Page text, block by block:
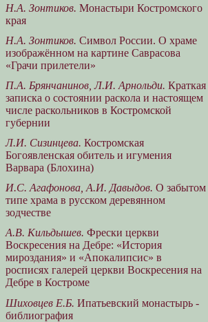
Н.А. Зонтиков. Монастыри Костромского
края
Н.А. Зонтиков. Символ России. О храме
изображённом на картине Саврасова
«Грачи прилетели»
П.А. Брянчанинов, Л.И. Арнольди. Краткая
записка о состоянии раскола и настоящем
числе раскольников в Костромской
губернии
Л.И. Сизинцева. Костромская
Богоявленская обитель и игумения
Варвара (Блохина)
И.С. Агафонова, А.И. Давыдов. О забытом
типе храма в русском деревянном
зодчестве
А.В. Кильдышев. Фрески церкви
Воскресения на Дебре: «История
мироздания» и «Апокалипсис» в
росписях галерей церкви Воскресения на
Дебре в Костроме
Шиховцев Е.Б. Ипатьевский монастырь -
библиография